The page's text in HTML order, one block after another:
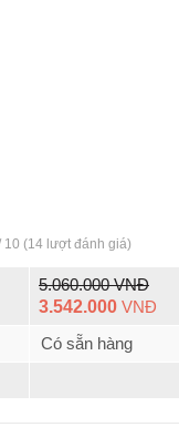
10 (14 lượt đánh giá)
5.060.000 VNĐ
3.542.000 VNĐ
Có sẵn hàng